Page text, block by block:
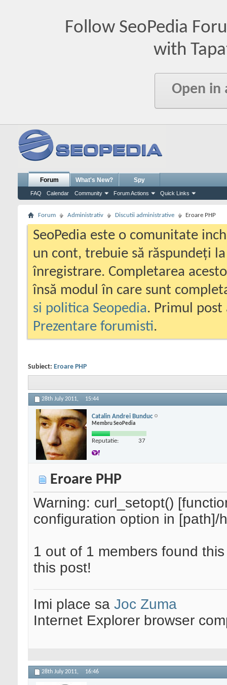
Follow SeoPedia
with
Open in
Forum
FAQ Calendar Community Forum Actions Quick Links
What's New? Spy
Forum Administrativ Discutii administrative Eroare PHP
SeoPedia este o comunitate
un cont, trebuie să răspundeți
înregistrare. Completarea
însă modul în care sunt
si politica Seopedia. Primul
Prezentare forumisti.
Subiect: Eroare PHP
28th July 2011, 15:44
Catalin Andrei Bunduc
Membru SeoPedia
Reputatie: 37
Eroare PHP
Warning: curl_setopt()
configuration option in [path]/
1 out of 1 members found
this post!
Imi place sa Joc Zuma
Internet Explorer browser
28th July 2011, 16:46